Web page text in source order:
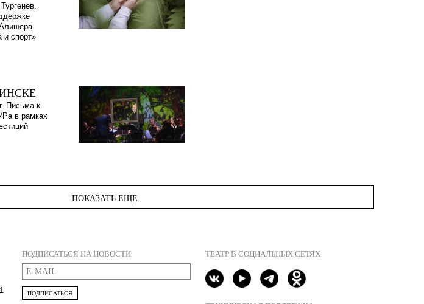
и спорт»
Письма к
в рамках
ПОКАЗАТЬ ЕЩЕ
ПОДПИСАТЬСЯ НА НОВОСТИ
ПОДПИСАТЬСЯ
ТЕАТР В СОЦИАЛЬНЫХ СЕТЯХ